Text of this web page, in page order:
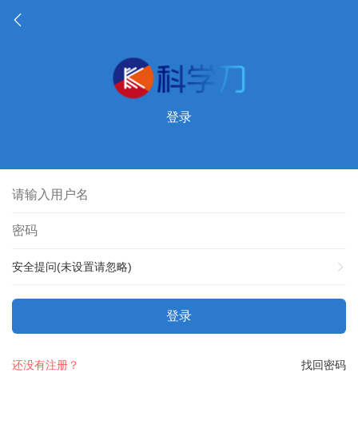
登录
安全提问(未设置请忽略)
登录
找回密码
还没有注册？